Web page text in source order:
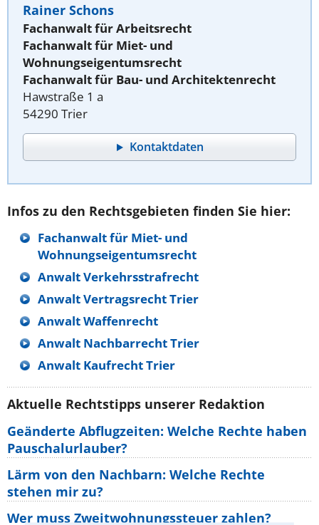
Rainer Schons
Fachanwalt für Arbeitsrecht
Fachanwalt für Miet- und
Wohnungseigentumsrecht
Fachanwalt für Bau- und Architektenrecht
Hawstraße 1 a
54290 Trier
Kontaktdaten
Infos zu den Rechtsgebieten finden Sie hier:
Fachanwalt für Miet- und
Wohnungseigentumsrecht
Anwalt Verkehrsstrafrecht
Anwalt Vertragsrecht Trier
Anwalt Waffenrecht
Anwalt Nachbarrecht Trier
Anwalt Kaufrecht Trier
Aktuelle Rechtstipps unserer Redaktion
Geänderte Abflugzeiten: Welche Rechte haben
Pauschalurlauber?
Lärm von den Nachbarn: Welche Rechte
stehen mir zu?
Wer muss Zweitwohnungssteuer zahlen?